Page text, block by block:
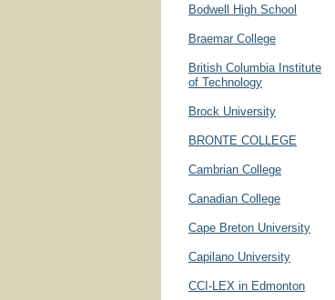
Bodwell High School
Braemar College
British Columbia Institute
of Technology
Brock University
BRONTE COLLEGE
Cambrian College
Canadian College
Cape Breton University
Capilano University
CCI-LEX in Edmonton